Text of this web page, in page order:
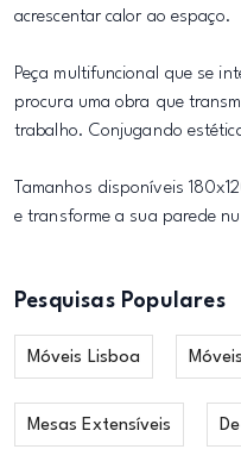
acrescentar calor ao espaço.
Peça multifuncional que se
procura uma obra que
trabalho. Conjugando
Tamanhos disponíveis
e transforme a sua parede
Pesquisas Populares
Móveis Lisboa
Mesas Extensíveis